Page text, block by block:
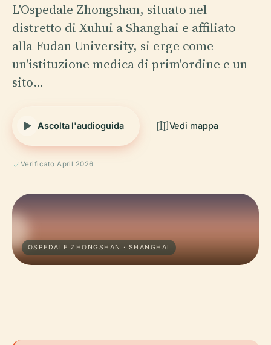
L'Ospedale Zhongshan, situato nel
distretto di Xuhui a Shanghai e affiliato
alla Fudan University, si erge come
un'istituzione medica di prim'ordine e un
sito…
Ascolta l'audioguida Vedi mappa
Verificato April 2026
OSPEDALE ZHONGSHAN · SHANGHAI